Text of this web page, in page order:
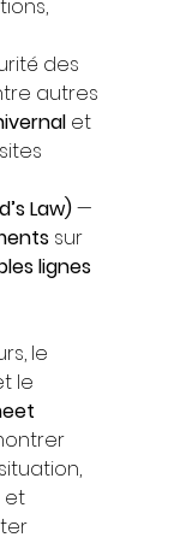
des
autres
et
Law) —
sur
lignes
le
le
et